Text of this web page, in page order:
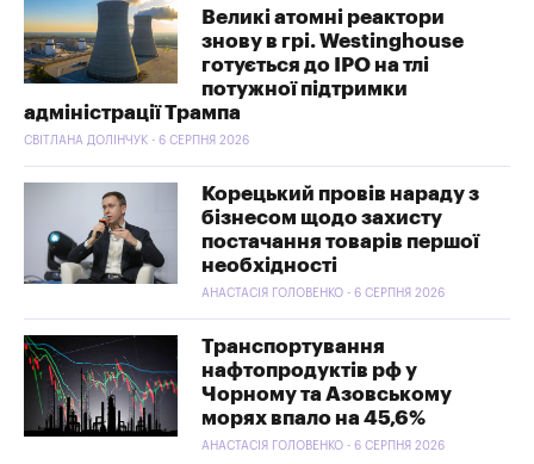
Великі атомні реактори
знову в грі. Westinghouse
готується до IPO на тлі
потужної підтримки
адміністрації Трампа
СВІТЛАНА ДОЛІНЧУК - 6 СЕРПНЯ 2026
Корецький провів нараду з
бізнесом щодо захисту
постачання товарів першої
необхідності
АНАСТАСІЯ ГОЛОВЕНКО - 6 СЕРПНЯ 2026
Транспортування
нафтопродуктів рф у
Чорному та Азовському
морях впало на 45,6%
АНАСТАСІЯ ГОЛОВЕНКО - 6 СЕРПНЯ 2026